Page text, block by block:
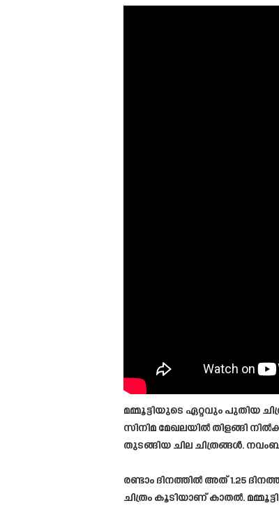
മമ്മൂട്ടിയുടെ ഏറ്റവും പുതിയ
സിനിമ മേഖലയിൽ തിളങ്ങി
തുടങ്ങിയ ചില ചിത്രങ്ങൾ.
രണ്ടാം ദിനത്തിൽ അത് 1.25
ചിത്രം കൂടിയാണ് കാതൽ.